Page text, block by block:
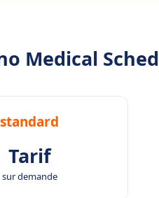
Medical
standard
Tarif
sur demande